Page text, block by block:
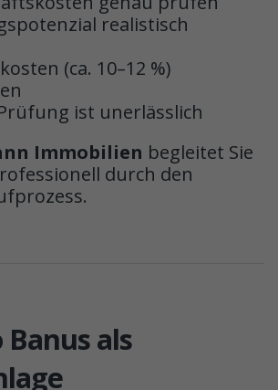
realistisch
(ca. 10–12 %)
ist unerlässlich
Immobilien begleitet Sie
durch den
als